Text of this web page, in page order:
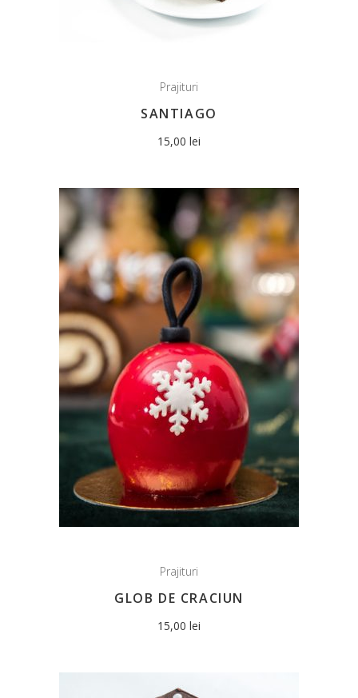
Prajituri
SANTIAGO
15,00 lei
Prajituri
GLOB DE CRACIUN
15,00 lei